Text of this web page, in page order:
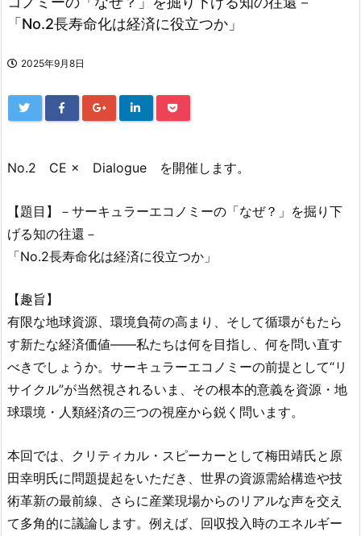
「No.2長寿命化は経済に役立つか」
2025年9月8日
No.2 CE × Dialogue を開催します。
【題目】－サーキュラーエコノミーの「なぜ？」を掘り下
げる知の往還－
「No.2長寿命化は経済に役立つか」
【趣旨】
有限な地球資源、環境負荷の高まり、そして循環がもたら
す新たな経済価値――私たちは何を目指し、何を問い直す
べきでしょうか。サーキュラーエコノミーの前提として“リ
サイクル”が当然視されるいま、その根本的意義を資源・地
球環境・人類経済の三つの視座から鋭く問います。
本回では、クリティカル・スピーカーとして梅田靖氏と原
田幸明氏に問題提起をいただき、世界の資源需給構造や技
術革新の最前線、さらに産業現場からのリアルな声を交え
て多角的に議論します。例えば、回収投入時のエネルギー